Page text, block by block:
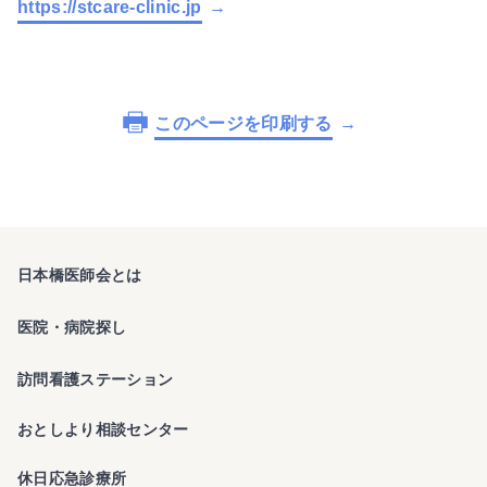
https://stcare-clinic.jp
このページを印刷する
日本橋医師会とは
医院・病院探し
訪問看護ステーション
おとしより相談センター
休日応急診療所